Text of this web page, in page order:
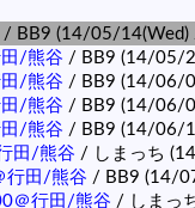
/ BB9 (14/05/
/熊谷 / BB9 (14/05/
/熊谷 / BB9 (14/06/
/熊谷 / BB9 (14/06/
/熊谷 / BB9 (14/06/
田/熊谷 / しまっち
行田/熊谷 / BB9 (14/
＠行田/熊谷 / しまっ